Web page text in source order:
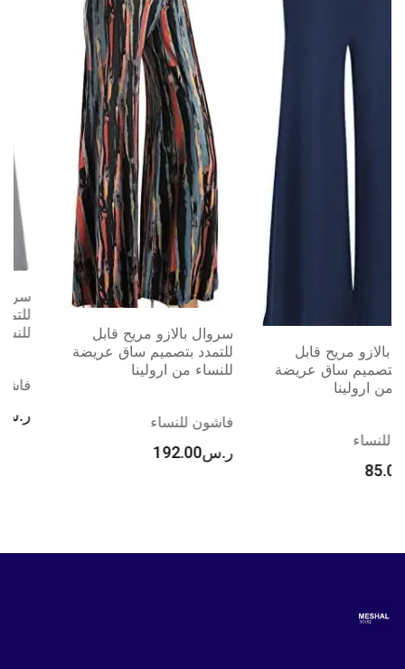
للتمدد بتصميم ساق عريضة
للنساء من ارولينا
ر.س
سروال بالازو مريح قابل
للتمدد بتصميم ساق عريضة
للنساء من ارولينا
ر.س